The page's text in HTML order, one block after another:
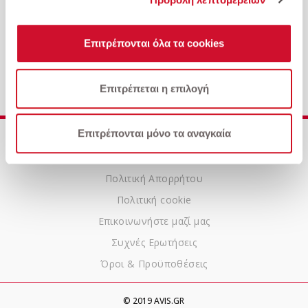
Επιτρέπονται όλα τα cookies
Επιτρέπεται η επιλογή
Επιτρέπονται μόνο τα αναγκαία
Ποιοι είμαστε
Αυτοκίνητα
Πολιτική Απορρήτου
Πολιτική cookie
Επικοινωνήστε μαζί μας
Συχνές Ερωτήσεις
Όροι & Προϋποθέσεις
© 2019 AVIS.GR